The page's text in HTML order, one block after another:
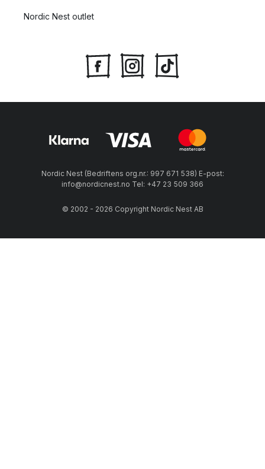
Nordic Nest outlet
Nordic Nest (Bedriftens org.nr.: 997 671 538) E-post:
info@nordicnest.no Tel: +47 23 509 366
© 2002 - 2026 Copyright Nordic Nest AB